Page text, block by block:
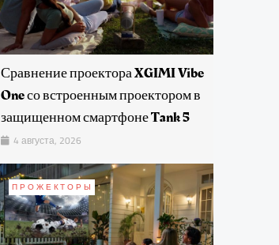
Сравнение проектора XGIMI Vibe
One со встроенным проектором в
защищенном смартфоне Tank 5
4 августа, 2026
ПРОЖЕКТОРЫ